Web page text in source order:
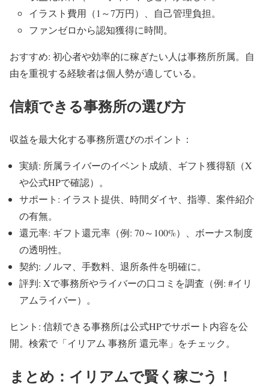
イラスト費用（1～7万円）、自己管理負担。
ファンゼロから認知獲得に時間。
おすすめ: 初心者や効率的に稼ぎたい人は事務所所属。自
由を重視する経験者は個人勢が適している。
信頼できる事務所の選び方
収益を最大化する事務所選びのポイント：
実績: 所属ライバーのイベント成績、ギフト獲得額（X
や公式HPで確認）。
サポート: イラスト提供、時間ダイヤ、指導、案件紹介
の有無。
還元率: ギフト還元率（例: 70～100%）、ボーナス制度
の透明性。
契約: ノルマ、手数料、退所条件を明確に。
評判: Xで事務所やライバーの口コミを調査（例: #イリ
アムライバー）。
ヒント: 信頼できる事務所は公式HPでサポート内容を公
開。検索で「イリアム 事務所 還元率」をチェック。
まとめ：イリアムで賢く稼ごう！